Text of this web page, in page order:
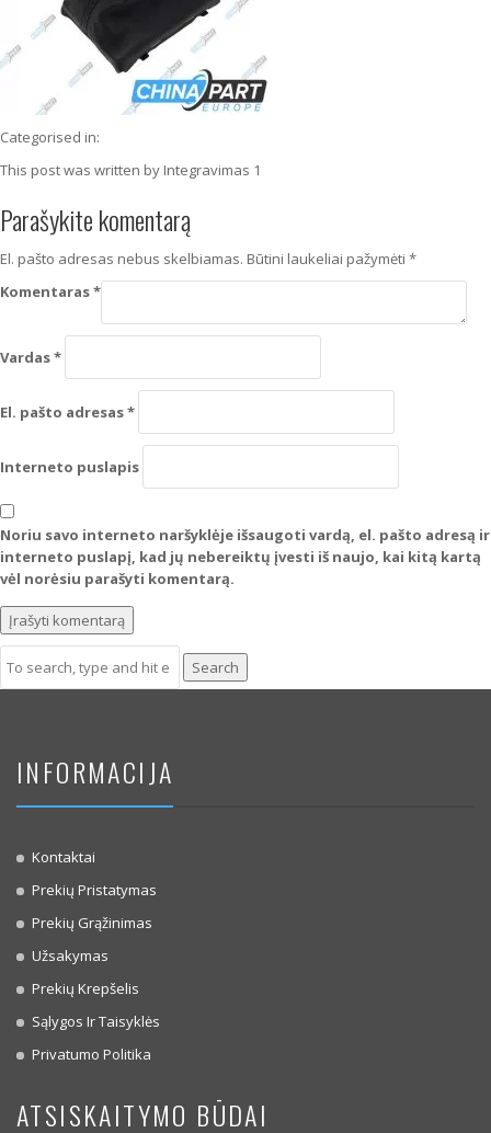
Categorised in:
This post was written by Integravimas 1
Parašykite komentarą
El. pašto adresas nebus skelbiamas. Būtini laukeliai pažymėti *
Komentaras*
Vardas*
El. pašto adresas*
Interneto puslapis
Noriu savo interneto naršyklėje išsaugoti vardą, el. pašto adresą ir
interneto puslapį, kad jų nebereiktų įvesti iš naujo, kai kitą kartą
vėl norėsiu parašyti komentarą.
Search
INFORMACIJA
Kontaktai
Prekių Pristatymas
Prekių Grąžinimas
Užsakymas
Prekių Krepšelis
Sąlygos Ir Taisyklės
Privatumo Politika
ATSISKAITYMO BŪDAI